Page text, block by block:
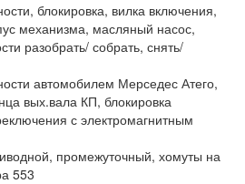
блокировка, вилка включения,
механизма, масляный насос,
разобрать/ собрать, снять/
автомобилем Мерседес Атего,
вых.вала КП, блокировка
с электромагнитным
промежуточный, хомуты на
553